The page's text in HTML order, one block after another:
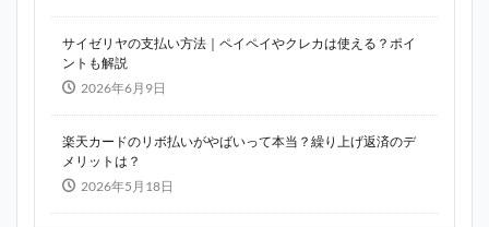
サイゼリヤの支払い方法｜ペイペイやクレカは使える？ポイ
ントも解説
2026年6月9日
楽天カードのリボ払いがやばいって本当？繰り上げ返済のデ
メリットは？
2026年5月18日